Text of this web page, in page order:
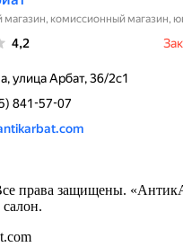
права защищены.